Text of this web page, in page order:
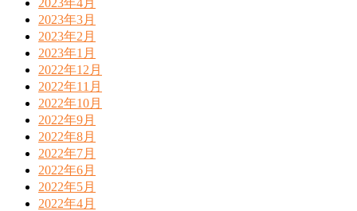
2023年4月
2023年3月
2023年2月
2023年1月
2022年12月
2022年11月
2022年10月
2022年9月
2022年8月
2022年7月
2022年6月
2022年5月
2022年4月